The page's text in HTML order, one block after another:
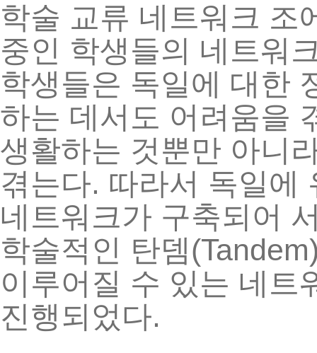
학술 교류 네트워크 조
중인 학생들의 네트워
학생들은 독일에 대한
하는 데서도 어려움을
생활하는 것뿐만 아니
겪는다. 따라서 독일에
네트워크가 구축되어
학술적인 탄뎀
이루어질 수 있는 네트
진행되었다.